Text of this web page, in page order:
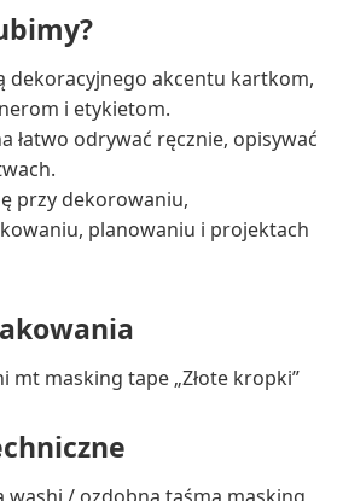
dekoracyjnego akcentu kartkom,
i etykietom.
łatwo odrywać ręcznie, opisywać
przy dekorowaniu,
planowaniu i projektach
mt masking tape „Złote kropki”
washi / ozdobna taśma masking